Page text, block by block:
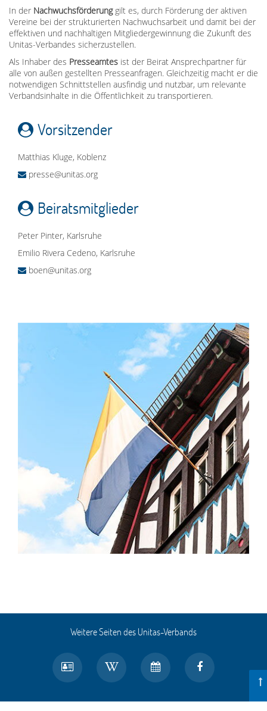
In der Nachwuchsförderunggilt es, durch Förderung der aktiven
Vereine bei der strukturierten Nachwuchsarbeit und damit bei der
effektiven und nachhaltigen Mitgliedergewinnung die Zukunft des
Unitas-Verbandes sicherzustellen.
Als Inhaber des Presseamtes ist der Beirat Ansprechpartner für
alle von außen gestellten Presseanfragen. Gleichzeitig macht er die
notwendigen Schnittstellen ausfindig und nutzbar, um relevante
Verbandsinhalte in die Öffentlichkeit zu transportieren.
Vorsitzender
Matthias Kluge, Koblenz
presse@unitas.org
Beiratsmitglieder
Peter Pinter, Karlsruhe
Emilio Rivera Cedeno, Karlsruhe
boen@unitas.org
Weitere Seiten des Unitas-Verbands